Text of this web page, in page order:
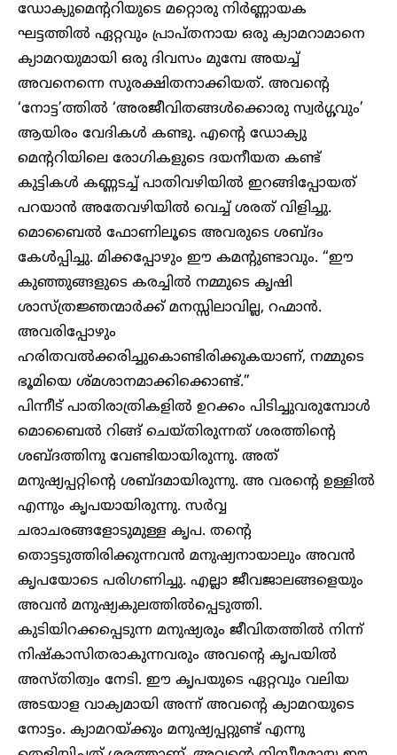
ഡോക്യുമെന്ററിയുടെ മറ്റൊരു നിർണ്ണായക
ഘട്ടത്തിൽ ഏറ്റവും പ്രാപ്തനായ ഒരു ക്യാമറാമാനെ
ക്യാമറയുമായി ഒരു ദിവസം മുമ്പേ അയച്ച്
അവനെന്നെ സുരക്ഷിതനാക്കിയത്. അവന്റെ
‘നോട്ട’ത്തിൽ ‘അരജീവിതങ്ങൾക്കൊരു സ്വർഗ്ഗവും’
ആയിരം വേദികൾ കണ്ടു. എന്റെ ഡോക്യു
മെന്ററിയിലെ രോഗികളുടെ ദയനീയത കണ്ട്
കുട്ടികൾ കണ്ണടച്ച് പാതിവഴിയിൽ ഇറങ്ങിപ്പോയത്
പറയാൻ അതേവഴിയിൽ വെച്ച് ശരത് വിളിച്ചു.
മൊബൈൽ ഫോണിലൂടെ അവരുടെ ശബ്ദം
കേൾപ്പിച്ചു. മിക്കപ്പോഴും ഈ കമന്റുണ്ടാവും. “ഈ
കുഞ്ഞുങ്ങളുടെ കരച്ചിൽ നമ്മുടെ കൃഷി
ശാസ്ത്രജ്ഞന്മാർക്ക് മനസ്സിലാവില്ല, റഹ്മാൻ.
അവരിപ്പോഴും
ഹരിതവൽക്കരിച്ചുകൊണ്ടിരിക്കുകയാണ്, നമ്മുടെ
ഭൂമിയെ ശ്മശാനമാക്കിക്കൊണ്ട്.”
പിന്നീട് പാതിരാത്രികളിൽ ഉറക്കം പിടിച്ചുവരുമ്പോൾ
മൊബൈൽ റിങ്ങ് ചെയ്തിരുന്നത് ശരത്തിന്റെ
ശബ്ദത്തിനു വേണ്ടിയായിരുന്നു. അത്
മനുഷ്യപ്പറ്റിന്റെ ശബ്ദമായിരുന്നു. അ വരന്റെ ഉള്ളിൽ
എന്നും കൃപയായിരുന്നു. സർവ്വ
ചരാചരങ്ങളോടുമുള്ള കൃപ. തന്റെ
തൊട്ടടുത്തിരിക്കുന്നവൻ മനുഷ്യനായാലും അവൻ
കൃപയോടെ പരിഗണിച്ചു. എല്ലാ ജീവജാലങ്ങളെയും
അവൻ മനുഷ്യകുലത്തിൽപ്പെടുത്തി.
കുടിയിറക്കപ്പെടുന്ന മനുഷ്യരും ജീവിതത്തിൽ നിന്ന്
നിഷ്കാസിതരാകുന്നവരും അവന്റെ കൃപയിൽ
അസ്തിത്വം നേടി. ഈ കൃപയുടെ ഏറ്റവും വലിയ
അടയാള വാക്യമായി അന്ന് അവന്റെ ക്യാമറയുടെ
നോട്ടം. ക്യാമറയ്ക്കും മനുഷ്യപ്പറ്റുണ്ട് എന്നു